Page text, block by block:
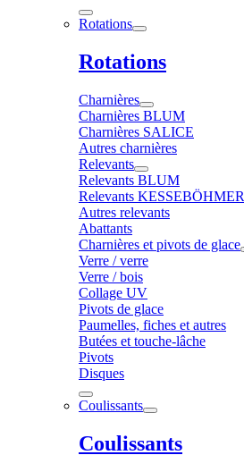
Rotations
Rotations
Charnières
Charnières BLUM
Charnières SALICE
Autres charnières
Relevants
Relevants BLUM
Relevants KESSEBÖHMER
Autres relevants
Abattants
Charnières et pivots de glace
Verre / verre
Verre / bois
Collage UV
Pivots de glace
Paumelles, fiches et autres
Butées et touche-lâche
Pivots
Disques
Coulissants
Coulissants